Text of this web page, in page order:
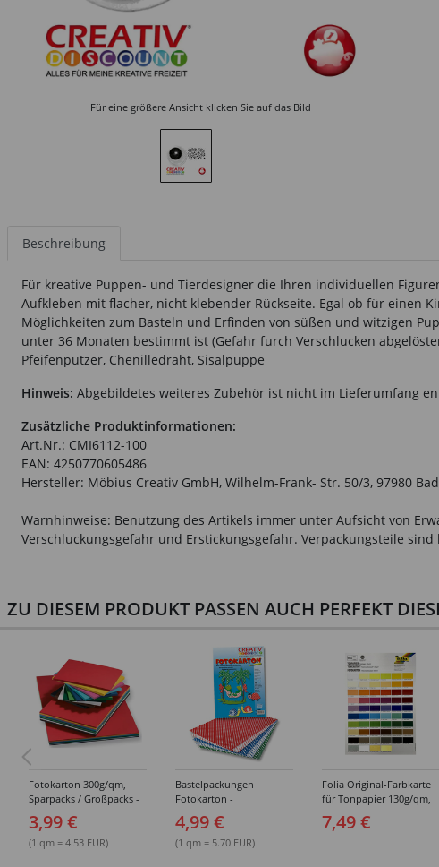
Für eine größere Ansicht klicken Sie auf das Bild
Beschreibung
Für kreative Puppen- und Tierdesigner die Ihren individuellen
Aufkleben mit flacher, nicht klebender Rückseite. Egal ob für einen
Möglichkeiten zum Basteln und Erfinden von süßen und witzigen
unter 36 Monaten bestimmt ist (Gefahr furch Verschlucken
Pfeifenputzer, Chenilledraht, Sisalpuppe
Hinweis: Abgebildetes weiteres Zubehör ist nicht im Lieferumfang
Zusätzliche Produktinformationen:
Art.Nr.: CMI6112-100
EAN: 4250770605486
Hersteller: Möbius Creativ GmbH, Wilhelm-Frank- Str. 50/3, 97980
Warnhinweise: Benutzung des Artikels immer unter Aufsicht von
Verschluckungsgefahr und Erstickungsgefahr. Verpackungsteile
ZU DIESEM PRODUKT PASSEN AUCH PERFEKT
Fotokarton 300g/qm,
Sparpacks / Großpacks -
Verschiedene
Ausführungen
3,99 €
(1 qm = 4.53 EUR)
Bastelpackungen
Fotokarton -
Verschiedene
Sortierungen
4,99 €
(1 qm = 5.70 EUR)
Folia Original-Farbkarte
für Tonpapier 130g/qm,
Tonkarton/ Bastelkarton
220g/qm, Fotokarton
7,49 €